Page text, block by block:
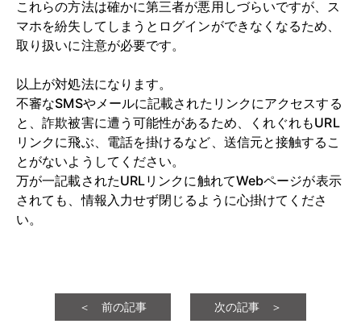
これらの方法は確かに第三者が悪用しづらいですが、ス
マホを紛失してしまうとログインができなくなるため、
取り扱いに注意が必要です。
以上が対処法になります。
不審なSMSやメールに記載されたリンクにアクセスする
と、詐欺被害に遭う可能性があるため、くれぐれもURL
リンクに飛ぶ、電話を掛けるなど、送信元と接触するこ
とがないようしてください。
万が一記載されたURLリンクに触れてWebページが表示
されても、情報入力せず閉じるように心掛けてくださ
い。
＜ 前の記事 次の記事 ＞